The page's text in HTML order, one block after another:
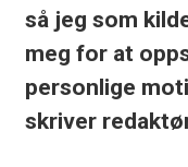
så jeg som
meg for at
personlige
skriver